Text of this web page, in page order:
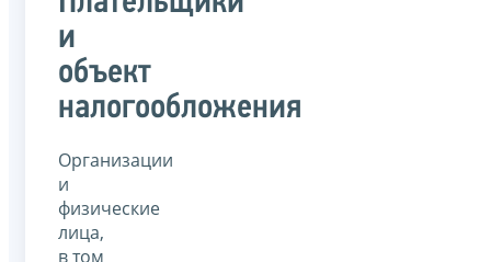
и
объект
налогообложения
Организации
и
физические
лица,
в том